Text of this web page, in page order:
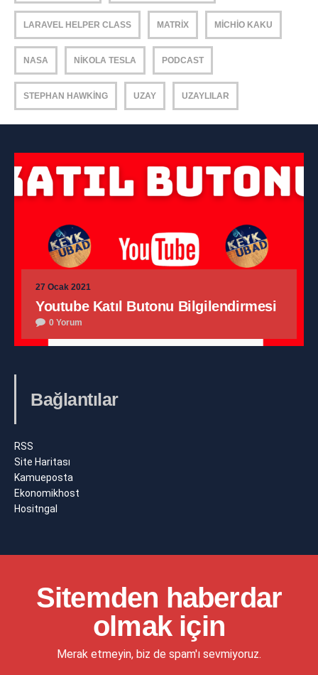
LARAVEL HELPER CLASS MATRIX MICHIO KAKU
NASA NIKOLA TESLA PODCAST
STEPHAN HAWKING UZAY UZAYLILAR
27 Ocak 2021
Youtube Katıl Butonu Bilgilendirmesi
0 Yorum
Bağlantılar
RSS
Site Haritası
Kamueposta
Ekonomikhost
Hositngal
Sitemden haberdar
olmak için
Merak etmeyin, biz de spam'ı sevmiyoruz.